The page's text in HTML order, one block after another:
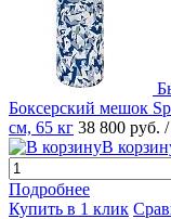
Боксерский мешок
см, 65 кг 38 800 руб.
В
Подробнее
Купить в 1 клик